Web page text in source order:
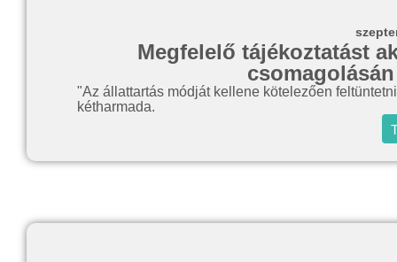
Megfelelő tájékoztatást
"Az állattartás módját kellene kötelezően
kétharmada.